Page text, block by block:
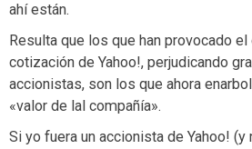
ahí están.
Resulta que los que han provocado
cotización de Yahoo!, perjudicando
accionistas, son los que ahora
«valor de lal compañía».
Si yo fuera un accionista de Yahoo! (y